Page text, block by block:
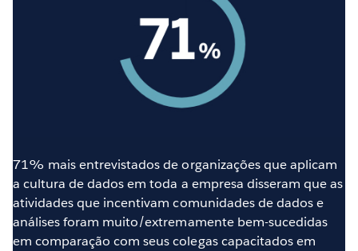
71% mais entrevistados de organizações que aplicam
a cultura de dados em toda a empresa disseram que as
atividades que incentivam comunidades de dados e
análises foram muito/extremamente bem-sucedidas
em comparação com seus colegas capacitados em